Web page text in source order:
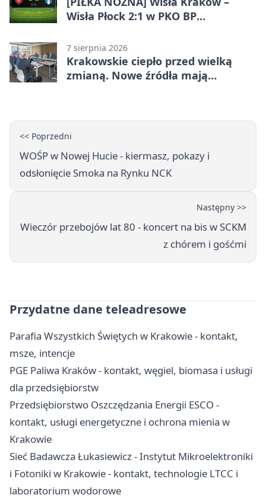
Wisła Płock 2:1 w PKO BP
ważnymi punktami
7 sierpnia 2026
Krakowskie ciepło przed wielką
zmianą. Nowe źródła mają
<< Poprzedni
WOŚP w Nowej Hucie - kiermasz, pokazy i
odsłonięcie Smoka na Rynku NCK
Następny >>
Wieczór przebojów lat 80 - koncert na bis w SCKM
z chórem i gośćmi
Przydatne dane teleadresowe
Parafia Wszystkich Świętych w Krakowie - kontakt,
msze, intencje
PGE Paliwa Kraków - kontakt, węgiel, biomasa i usługi
dla przedsiębiorstw
Przedsiębiorstwo Oszczędzania Energii ESCO -
kontakt, usługi energetyczne i ochrona mienia w
Krakowie
Sieć Badawcza Łukasiewicz - Instytut Mikroelektroniki
i Fotoniki w Krakowie - kontakt, technologie LTCC i
laboratorium wodorowe